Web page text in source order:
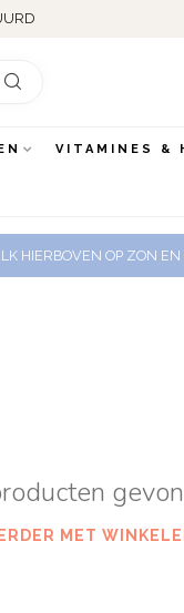
VITAMINES &
HIERBOVEN OP ZON
MET